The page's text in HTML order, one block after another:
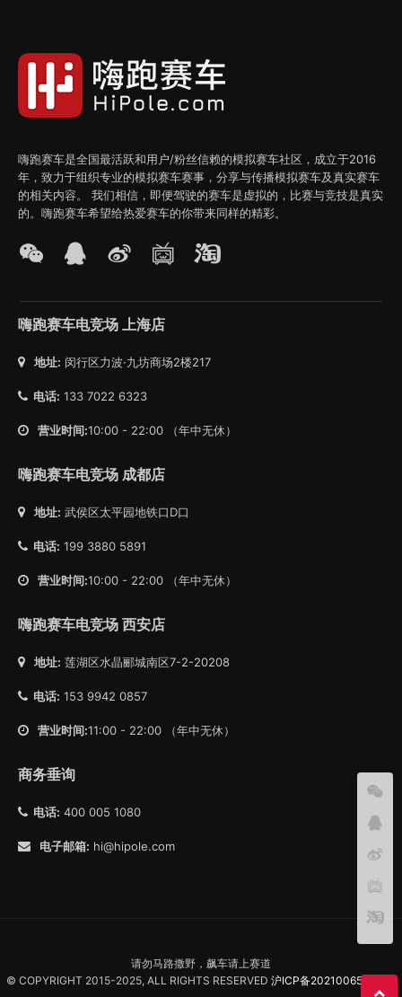
嗨跑赛车是全国最活跃和用户/粉丝信赖的模拟赛车社区，成立于2016
年，致力于组织专业的模拟赛车赛事，分享与传播模拟赛车及真实赛车
的相关内容。 我们相信，即便驾驶的赛车是虚拟的，比赛与竞技是真实
的。嗨跑赛车希望给热爱赛车的你带来同样的精彩。
嗨跑赛车电竞场 上海店
地址: 闵行区力波·九坊商场2楼217
电话: 133 7022 6323
营业时间:10:00 - 22:00 （年中无休）
嗨跑赛车电竞场 成都店
地址: 武侯区太平园地铁口D口
电话: 199 3880 5891
营业时间:10:00 - 22:00 （年中无休）
嗨跑赛车电竞场 西安店
地址: 莲湖区水晶郦城南区7-2-20208
电话: 153 9942 0857
营业时间:11:00 - 22:00 （年中无休）
商务垂询
电话: 400 005 1080
电子邮箱: hi@hipole.com
请勿马路撒野，飙车请上赛道
© COPYRIGHT 2015-2025, ALL RIGHTS RESERVED 沪ICP备2021006557号-1